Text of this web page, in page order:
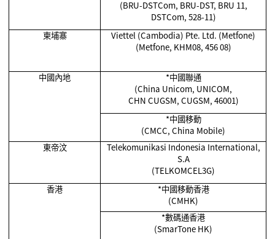
(BRU-DSTCom, BRU-DST, BRU 11,
DSTCom, 528-11)
柬埔寨
Viettel (Cambodia) Pte. Ltd. (Metfone)
(Metfone, KHM08, 456 08)
中國內地 *中國聯通
(China Unicom, UNICOM,
CHN CUGSM, CUGSM, 46001)
*中國移動
(CMCC, China Mobile)
東帝汶
Telekomunikasi Indonesia International,
S.A
(TELKOMCEL3G)
香港
*中國移動香港
(CMHK)
*數碼通香港
(SmarTone HK)